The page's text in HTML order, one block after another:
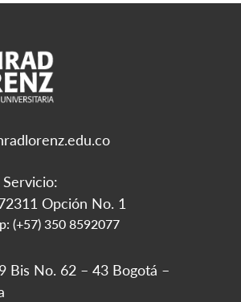
Opción No. 1
(+57) 350 8592077
Bis No. 62 – 43 Bogotá –